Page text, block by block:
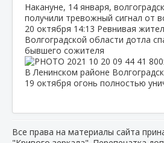
Накануне, 14 января,
получили тревожный сигнал от
20 октября 14:13 Ревнивая
Волгоградской области дотла
бывшего сожителя
В Ленинском районе
19 октября огонь полностью
Все права на материалы сайта